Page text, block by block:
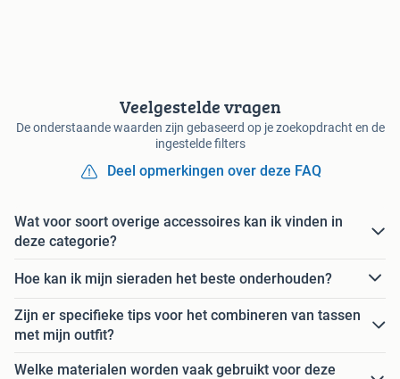
Veelgestelde vragen
De onderstaande waarden zijn gebaseerd op je zoekopdracht en de
ingestelde filters
Deel opmerkingen over deze FAQ
Wat voor soort overige accessoires kan ik vinden in
deze categorie?
Hoe kan ik mijn sieraden het beste onderhouden?
Zijn er specifieke tips voor het combineren van tassen
met mijn outfit?
Welke materialen worden vaak gebruikt voor deze